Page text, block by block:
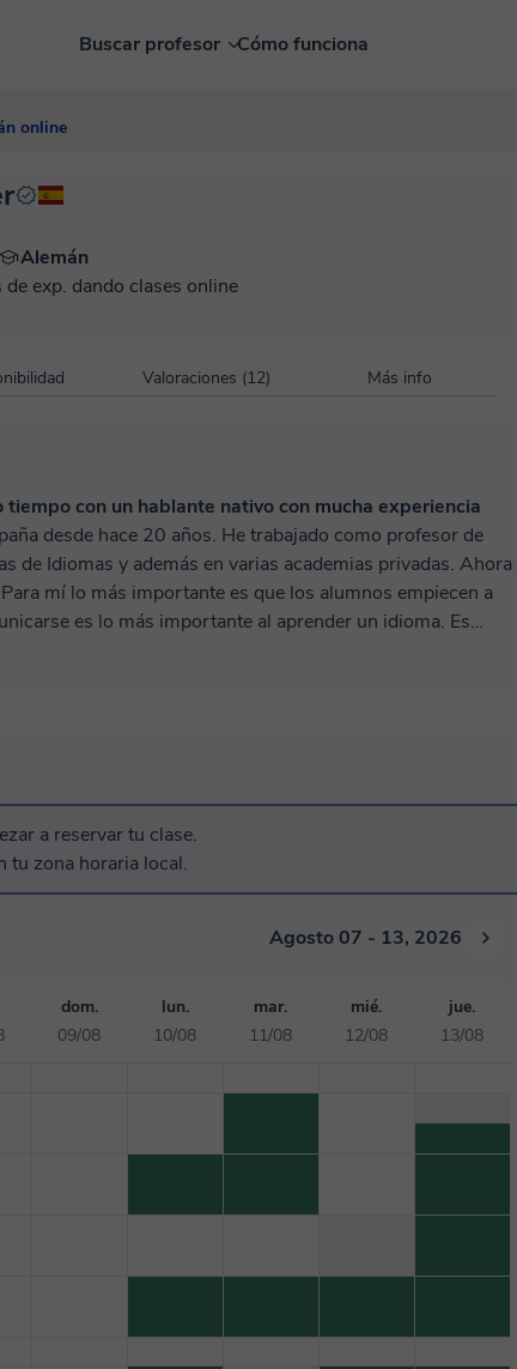
Buscar profesor Cómo funciona
online
Alemán
de exp. dando clases online
Valoraciones (12) Más info
con un hablante nativo con mucha experiencia
desde hace 20 años. He trabajado como profesor de
de Idiomas y además en varias academias privadas. Ahora
mí lo más importante es que los alumnos empiecen a
es lo más importante al aprender un idioma. Es
cómodos y que la comunicación sea interesante y divertida.
a reservar tu clase.
tu zona horaria local.
Agosto 07 - 13, 2026
dom.
09/08
lun.
10/08
mar.
11/08
mié.
12/08
jue.
13/08